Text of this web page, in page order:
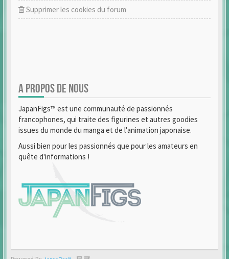
Supprimer les cookies du forum
A PROPOS DE NOUS
JapanFigs™ est une communauté de passionnés
francophones, qui traite des figurines et autres goodies
issues du monde du manga et de l'animation japonaise.
Aussi bien pour les passionnés que pour les amateurs en
quête d'informations !